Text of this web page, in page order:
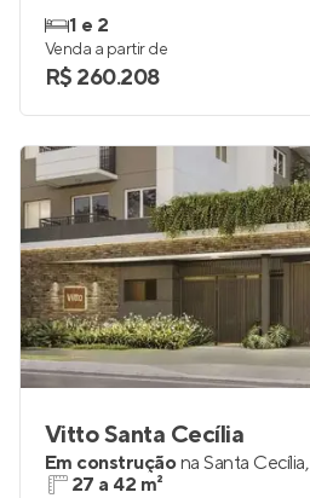
1 e 2
Venda a partir de
R$ 260.208
Vitto Santa Cecília
Em construçãona Santa Cecília,
27 a 42 m²